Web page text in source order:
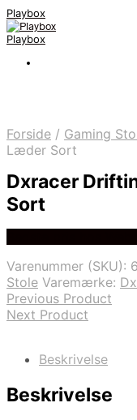
Playbox
Playbox
Forside / Gaming
Læder Sort
Dxracer
Sort
Varenummer (SKU):
Stole Varemærke:
Previous Product
Next Product
Beskrivelse
Beskrivelse